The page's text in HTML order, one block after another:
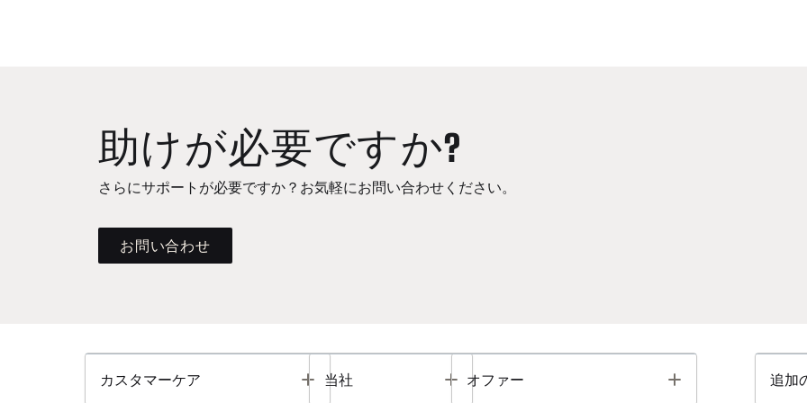
助けが必要ですか?
さらにサポートが必要ですか？お気軽にお問い合わせください。
お問い合わせ
カスタマーケア Toggle
当社 Toggle
オファー Toggle 追加